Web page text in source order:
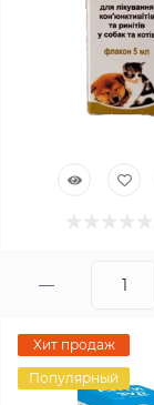
Хит продаж
Популярный